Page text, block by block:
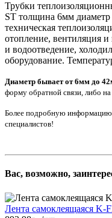
Трубки
ST толщина 6мм диаметр
техническая
отопление, вентиляция
и водоотведение,
оборудование.
Диаметр бывает от 6мм до
форму обратной связи, либо
Более подробную
специалистов!
Вас, возможно,
Лента самоклеящаяся K-